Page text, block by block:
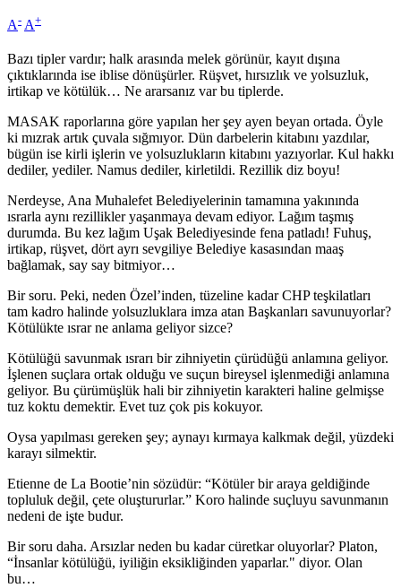
A- A+
Bazı tipler vardır; halk arasında melek görünür, kayıt dışına
çıktıklarında ise iblise dönüşürler. Rüşvet, hırsızlık ve yolsuzluk,
irtikap ve kötülük… Ne ararsanız var bu tiplerde.
MASAK raporlarına göre yapılan her şey ayen beyan ortada. Öyle
ki mızrak artık çuvala sığmıyor. Dün darbelerin kitabını yazdılar,
bügün ise kirli işlerin ve yolsuzlukların kitabını yazıyorlar. Kul hakkı
dediler, yediler. Namus dediler, kirletildi. Rezillik diz boyu!
Nerdeyse, Ana Muhalefet Belediyelerinin tamamına yakınında
ısrarla aynı rezillikler yaşanmaya devam ediyor. Lağım taşmış
durumda. Bu kez lağım Uşak Belediyesinde fena patladı! Fuhuş,
irtikap, rüşvet, dört ayrı sevgiliye Belediye kasasından maaş
bağlamak, say say bitmiyor…
Bir soru. Peki, neden Özel’inden, tüzeline kadar CHP teşkilatları
tam kadro halinde yolsuzluklara imza atan Başkanları savunuyorlar?
Kötülükte ısrar ne anlama geliyor sizce?
Kötülüğü savunmak ısrarı bir zihniyetin çürüdüğü anlamına geliyor.
İşlenen suçlara ortak olduğu ve suçun bireysel işlenmediği anlamına
geliyor. Bu çürümüşlük hali bir zihniyetin karakteri haline gelmişse
tuz koktu demektir. Evet tuz çok pis kokuyor.
Oysa yapılması gereken şey; aynayı kırmaya kalkmak değil, yüzdeki
karayı silmektir.
Etienne de La Bootie’nin sözüdür: “Kötüler bir araya geldiğinde
topluluk değil, çete oluştururlar.” Koro halinde suçluyu savunmanın
nedeni de işte budur.
Bir soru daha. Arsızlar neden bu kadar cüretkar oluyorlar? Platon,
“İnsanlar kötülüğü, iyiliğin eksikliğinden yaparlar." diyor. Olan
bu…